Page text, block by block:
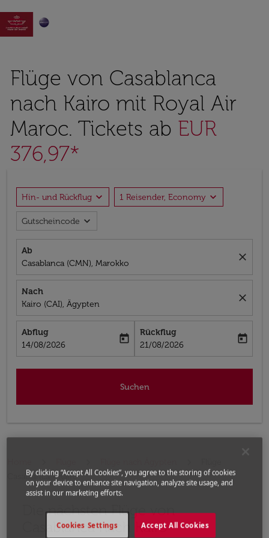

Flüge von Casablanca
nach Kairo mit Royal Air
Maroc. Tickets ab EUR
376,97*
Hin- und Rückflug expand_more 1 Reisender, Economy expand_more
Gutscheincode expand_more
Ab
Casablanca (CMN), Marokko
close
Nach
Kairo (CAI), Ägypten
close
Abflug
fc-booking-departure-date-aria-label
14/08/2026
today
Rückflug
fc-booking-return-date-aria-label
21/08/2026
today
Suchen
Casablanca - Kairo
Die nächsten Flüge von
Casablanca nach Kairo
By clicking “Accept All Cookies”, you agree to the storing of cookies
on your device to enhance site navigation, analyze site usage, and
assist in our marketing efforts.
Accept All Cookies
Cookies Settings